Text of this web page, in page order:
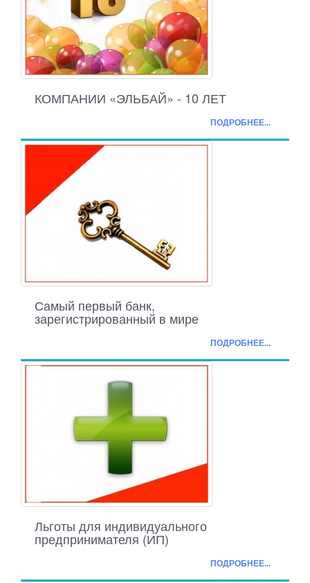
КОМПАНИИ «ЭЛЬБАЙ» - 10 ЛЕТ
ПОДРОБНЕЕ...
Самый первый банк,
зарегистрированный в мире
ПОДРОБНЕЕ...
Льготы для индивидуального
предпринимателя (ИП)
ПОДРОБНЕЕ...